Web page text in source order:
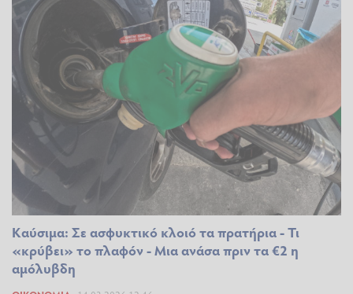
Καύσιμα: Σε ασφυκτικό κλοιό τα πρατήρια - Τι
«κρύβει» το πλαφόν - Μια ανάσα πριν τα €2 η
αμόλυβδη